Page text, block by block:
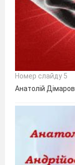
Номер слайду 5
Анатолій